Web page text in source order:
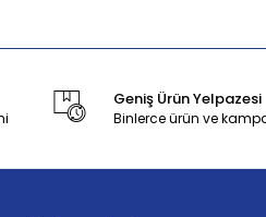
Geniş Ürün Yelpazesi
Binlerce ürün ve